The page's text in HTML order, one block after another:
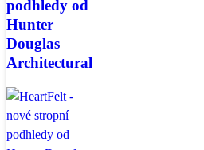
podhledy od
Hunter
Douglas
Architectural